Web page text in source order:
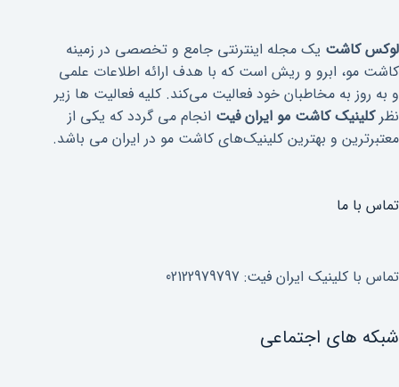
لوکس کاشت یک مجله اینترنتی جامع و تخصصی در زمینه
کاشت مو، ابرو و ریش است که با هدف ارائه اطلاعات علمی
و به روز به مخاطبان خود فعالیت می‌کند. کلیه فعالیت ها زیر
نظرکلینیک کاشت مو ایران فیت انجام می گردد که یکی از
معتبرترین و بهترین کلینیک‌های کاشت مو در ایران می باشد.
تماس با ما
تماس با کلینیک ایران فیت: 02122979797
شبکه های اجتماعی